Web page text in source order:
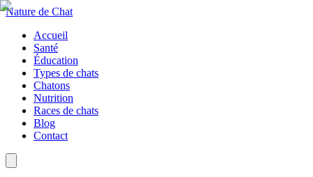
Nature de Chat
Accueil
Santé
Éducation
Types de chats
Chatons
Nutrition
Races de chats
Blog
Contact